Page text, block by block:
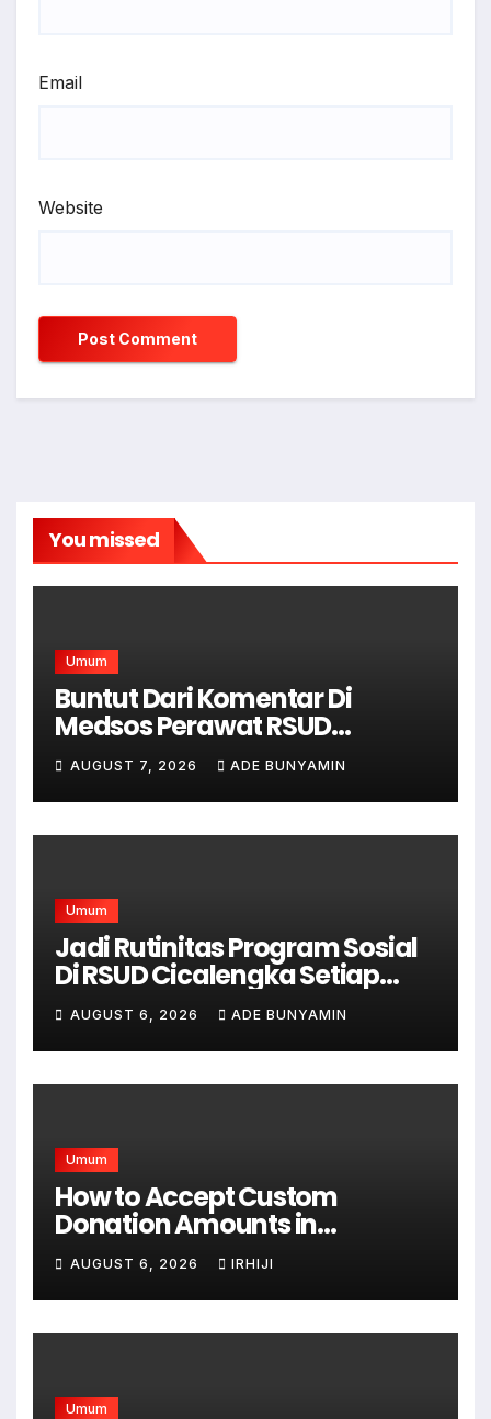
Email
Website
You missed
Umum
Buntut Dari Komentar Di
Medsos Perawat RSUD
Cicalengka Di Non Aktifkan
AUGUST 7, 2026 ADE BUNYAMIN
Umum
Jadi Rutinitas Program Sosial
Di RSUD Cicalengka Setiap
Bulan Gelar Sunatan Massal
Bagi Masyarakat Tidak
Mampu
AUGUST 6, 2026 ADE BUNYAMIN
Umum
How to Accept Custom
Donation Amounts in
WordPress with Stripe
AUGUST 6, 2026 IRHIJI
Umum